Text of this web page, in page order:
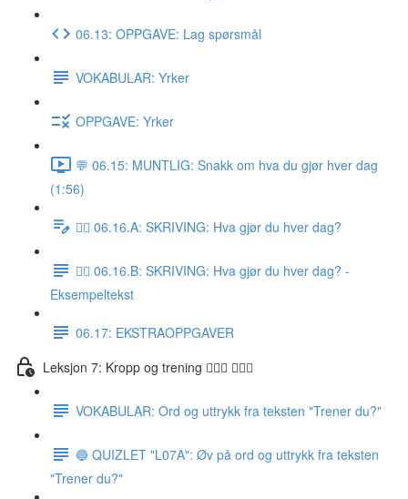
06.13: OPPGAVE: Lag spørsmål
VOKABULAR: Yrker
OPPGAVE: Yrker
💬 06.15: MUNTLIG: Snakk om hva du gjør hver dag
(1:56)
✍🏼 06.16.A: SKRIVING: Hva gjør du hver dag?
✍🏼 06.16.B: SKRIVING: Hva gjør du hver dag? -
Eksempeltekst
06.17: EKSTRAOPPGAVER
Leksjon 7: Kropp og trening 🚶🏼‍♀️ 🏋🏽‍♀️
VOKABULAR: Ord og uttrykk fra teksten "Trener du?"
🔵 QUIZLET "L07A": Øv på ord og uttrykk fra teksten
"Trener du?"